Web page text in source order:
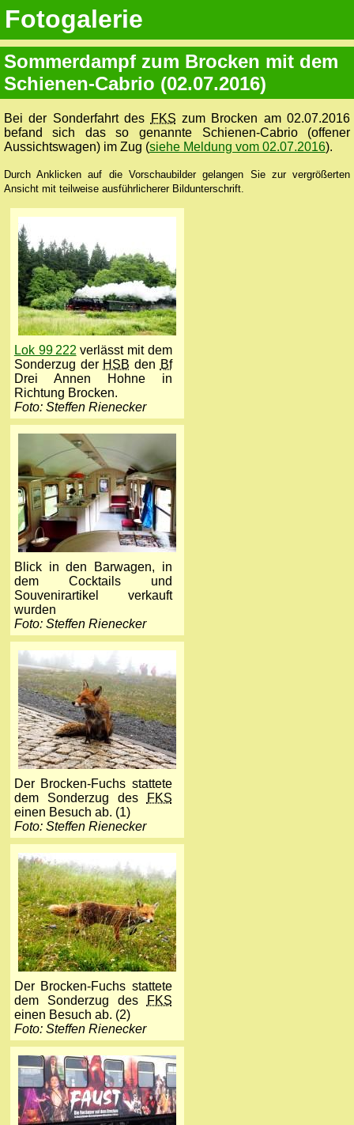
Fotogalerie
Sommerdampf zum Brocken mit dem
Schienen-Cabrio (02.07.2016)
Bei der Sonderfahrt des FKS zum Brocken am 02.07.2016
befand sich das so genannte Schienen-Cabrio (offener
Aussichtswagen) im Zug (siehe Meldung vom 02.07.2016).
Durch Anklicken auf die Vorschaubilder gelangen Sie zur vergrößerten
Ansicht mit teilweise ausführlicherer Bildunterschrift.
Lok 99 222 verlässt mit dem
Sonderzug der HSB den Bf
Drei Annen Hohne in
Richtung Brocken.
Foto: Steffen Rienecker
Blick in den Barwagen, in
dem Cocktails und
Souvenir­artikel verkauft
wurden
Foto: Steffen Rienecker
Der Brocken-Fuchs stattete
dem Sonderzug des
FKS
einen Besuch ab. (1)
Foto: Steffen Rienecker
Der Brocken-Fuchs stattete
dem Sonderzug des
FKS
einen Besuch ab. (2)
Foto: Steffen Rienecker